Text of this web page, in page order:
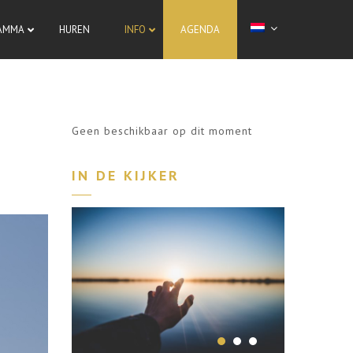
HUREN INFO AGENDA
Geen beschikbaar op dit moment
IN DE KIJKER